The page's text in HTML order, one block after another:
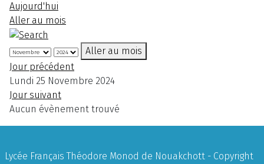
Aujourd'hui
Aller au mois
Aller au mois
Jour précédent
Lundi 25 Novembre 2024
Jour suivant
Aucun évènement trouvé
Lycée Français Théodore Monod de Nouakchott - Copyright